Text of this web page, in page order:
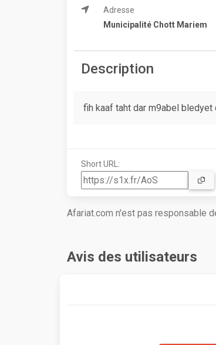
Adresse
Municipalité Chott Mariem
Description
fih kaaf taht dar m9abel bledyet
Short URL:
Afariat.com n'est pas responsable
Avis des utilisateurs